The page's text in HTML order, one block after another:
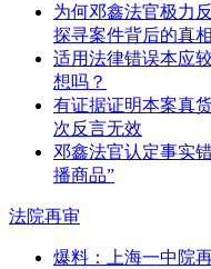
为何邓鑫法官极力
探寻案件背后的真相
适用法律错误本应
想吗？
有证据证明本案真
次反言无效
邓鑫法官认定事实
播商品”
法院再审
爆料：上海一中院